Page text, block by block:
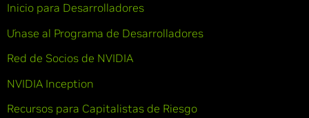
Inicio para Desarrolladores
Únase al Programa de Desarrolladores
Red de Socios de NVIDIA
NVIDIA Inception
Recursos para Capitalistas de Riesgo